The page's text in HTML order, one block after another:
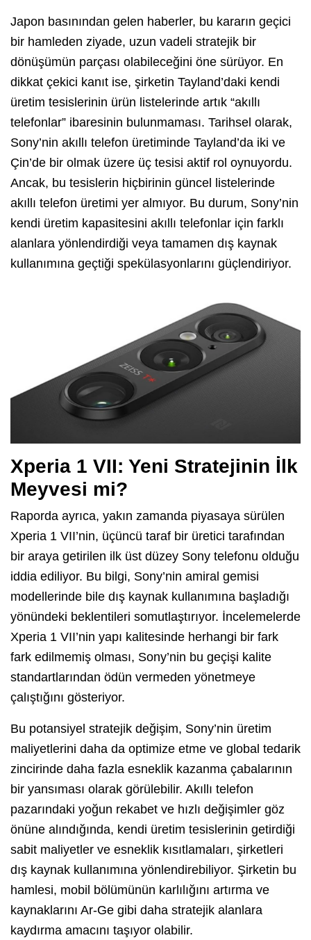
Japon basınından gelen haberler, bu kararın geçici
bir hamleden ziyade, uzun vadeli stratejik bir
dönüşümün parçası olabileceğini öne sürüyor. En
dikkat çekici kanıt ise, şirketin Tayland’daki kendi
üretim tesislerinin ürün listelerinde artık “akıllı
telefonlar” ibaresinin bulunmaması. Tarihsel olarak,
Sony’nin akıllı telefon üretiminde Tayland’da iki ve
Çin’de bir olmak üzere üç tesisi aktif rol oynuyordu.
Ancak, bu tesislerin hiçbirinin güncel listelerinde
akıllı telefon üretimi yer almıyor. Bu durum, Sony’nin
kendi üretim kapasitesini akıllı telefonlar için farklı
alanlara yönlendirdiği veya tamamen dış kaynak
kullanımına geçtiği spekülasyonlarını güçlendiriyor.
Xperia 1 VII: Yeni Stratejinin İlk
Meyvesi mi?
Raporda ayrıca, yakın zamanda piyasaya sürülen
Xperia 1 VII’nin, üçüncü taraf bir üretici tarafından
bir araya getirilen ilk üst düzey Sony telefonu olduğu
iddia ediliyor. Bu bilgi, Sony’nin amiral gemisi
modellerinde bile dış kaynak kullanımına başladığı
yönündeki beklentileri somutlaştırıyor. İncelemelerde
Xperia 1 VII’nin yapı kalitesinde herhangi bir fark
fark edilmemiş olması, Sony’nin bu geçişi kalite
standartlarından ödün vermeden yönetmeye
çalıştığını gösteriyor.
Bu potansiyel stratejik değişim, Sony’nin üretim
maliyetlerini daha da optimize etme ve global tedarik
zincirinde daha fazla esneklik kazanma çabalarının
bir yansıması olarak görülebilir. Akıllı telefon
pazarındaki yoğun rekabet ve hızlı değişimler göz
önüne alındığında, kendi üretim tesislerinin getirdiği
sabit maliyetler ve esneklik kısıtlamaları, şirketleri
dış kaynak kullanımına yönlendirebiliyor. Şirketin bu
hamlesi, mobil bölümünün karlılığını artırma ve
kaynaklarını Ar-Ge gibi daha stratejik alanlara
kaydırma amacını taşıyor olabilir.